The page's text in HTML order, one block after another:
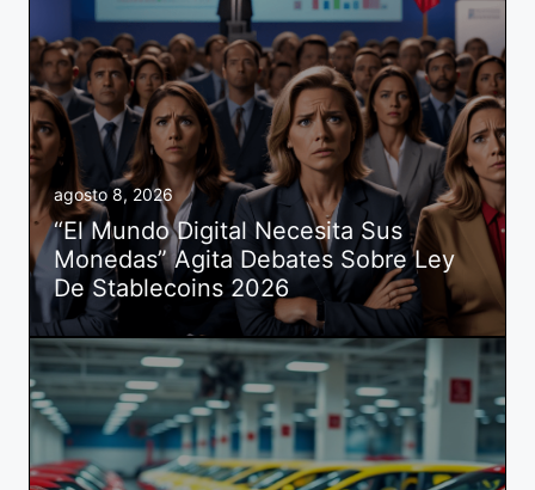
agosto 8, 2026
“El Mundo Digital Necesita Sus
Monedas” Agita Debates Sobre Ley
De Stablecoins 2026